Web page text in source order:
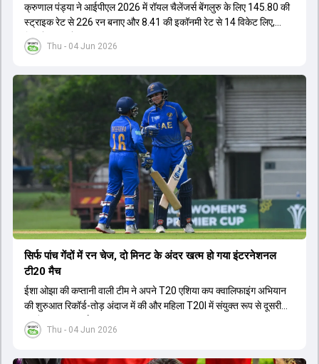
Thu - 04 Jun 2026
क्रुणाल पंड्या ने आईपीएल 2026 में रॉयल चैलेंजर्स बेंगलुरु के लिए 145.80 की
स्ट्राइक रेट से 226 रन बनाए और 8.41 की इकॉनमी रेट से 14 विकेट लिए,
जिससे RCB ने अपना लगातार दूसरा IPL टाइटल जीता.
Thu - 04 Jun 2026
सिर्फ पांच गेंदों में रन चेज, दो मिनट के अंदर खत्म हो गया इंटरनेशनल
टी20 मैच
ईशा ओझा की कप्तानी वाली टीम ने अपने T20 एशिया कप क्वालिफाइंग अभियान
की शुरुआत रिकॉर्ड-तोड़ अंदाज में की और महिला T20I में संयुक्त रूप से दूसरी
सबसे बड़ी जीत दर्ज की.